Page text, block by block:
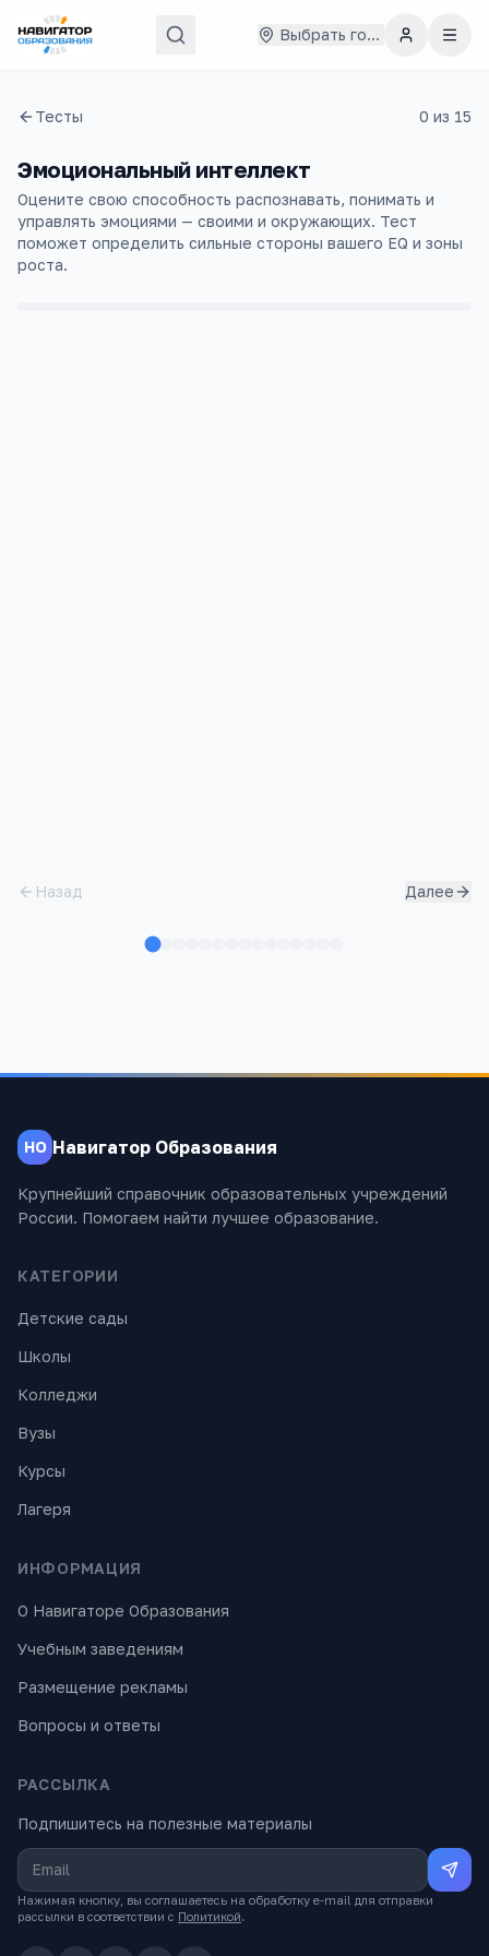
Выбрать город
Тесты 0 из 15
Эмоциональный интеллект
Оцените свою способность распознавать, понимать и
управлять эмоциями — своими и окружающих. Тест
поможет определить сильные стороны вашего EQ и зоны
роста.
Назад Далее
НО Навигатор Образования
Крупнейший справочник образовательных учреждений
России. Помогаем найти лучшее образование.
КАТЕГОРИИ
Детские сады
Школы
Колледжи
Вузы
Курсы
Лагеря
ИНФОРМАЦИЯ
О Навигаторе Образования
Учебным заведениям
Размещение рекламы
Вопросы и ответы
РАССЫЛКА
Подпишитесь на полезные материалы
Нажимая кнопку, вы соглашаетесь на обработку e-mail для отправки
рассылки в соответствии с Политикой.